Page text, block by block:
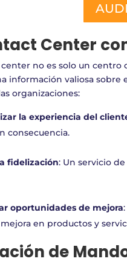
Center
no es solo un
información valiosa
organizaciones:
la experiencia del
consecuencia.
fidelización: Un servicio
oportunidades de mejora
en productos y
de